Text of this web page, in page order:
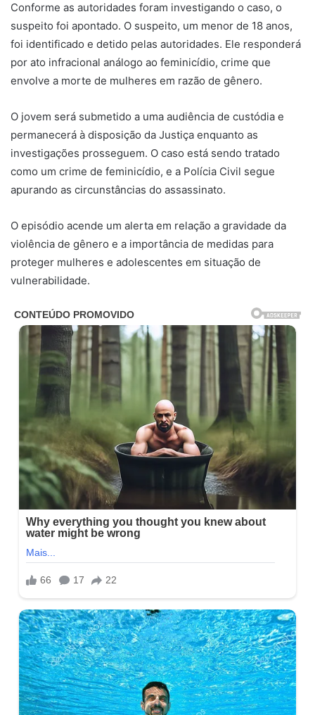
Conforme as autoridades foram investigando o caso, o
suspeito foi apontado. O suspeito, um menor de 18 anos,
foi identificado e detido pelas autoridades. Ele responderá
por ato infracional análogo ao feminicídio, crime que
envolve a morte de mulheres em razão de gênero.
O jovem será submetido a uma audiência de custódia e
permanecerá à disposição da Justiça enquanto as
investigações prosseguem. O caso está sendo tratado
como um crime de feminicídio, e a Polícia Civil segue
apurando as circunstâncias do assassinato.
O episódio acende um alerta em relação a gravidade da
violência de gênero e a importância de medidas para
proteger mulheres e adolescentes em situação de
vulnerabilidade.